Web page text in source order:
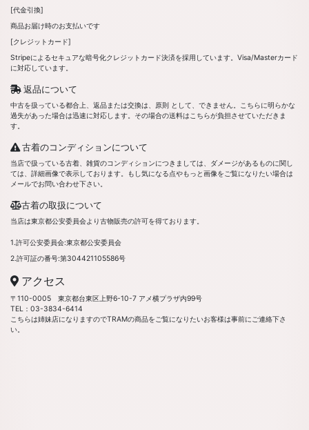
[代金引換]
商品お届け時のお支払いです
[クレジットカード]
Stripeによるセキュアな暗号化クレジットカード決済を採用しています。Visa/Masterカード
に対応しています。
返品について
中古を扱っている都合上、返品または交換は、原則 として、できません。こちらに明らかな
過失があった場合は迅速に対応します。その場合の送料はこちらが負担させていただきま
す。
古着のコンディションについて
当店で扱っている古着、雑貨のコンディションにつきましては、ダメージがあるものに関し
ては、詳細画像で表示しております。もし気になる点やもっと画像をご覧になりたい場合は
メールでお問い合わせ下さい。
古着の取扱について
当店は東京都公安委員会より古物販売の許可を得ております。
1.許可公安委員会:東京都公安委員会
2.許可証の番号:第304421105586号
アクセス
〒110-0005 東京都台東区上野6-10-7 アメ横プラザ内99号
TEL：03-3834-6414
こちらは姉妹店になりますのでTRAMの商品をご覧になりたいお客様は事前にご連絡下さ
い。